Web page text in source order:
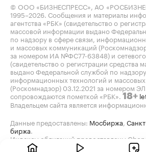
© ООО «БИЗНЕСПРЕСС», АО
1995–2026 . Сообщения и материалы
агентства «РБК» (свидетельство о
массовой информации выдано
по надзору в сфере связи,
и массовых коммуникаций
за номером ИА №ФС77-63848) и
(свидетельство о регистрации средства
выдано Федеральной службой по надзору
информационных технологий и
(Роскомнадзор) 03.12.2021 за номером
сопровождаются пометкой «РБК». 18+
Владельцем сайта является
Данные предоставлены: Мосбиржа
биржа
Индексы облигаций предоставлены